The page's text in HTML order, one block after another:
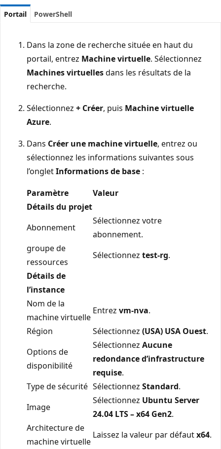
Portail PowerShell
Dans la zone de recherche située en haut du
portail, entrez Machine virtuelle. Sélectionnez
Machines virtuellesdans les résultats de la
recherche.
Sélectionnez + Créer, puis Machine virtuelle
Azure.
Dans Créer une machine virtuelle, entrez ou
sélectionnez les informations suivantes sous
l’ongletInformations de base :
Paramètre
Valeur
Détails du projet
Abonnement
Sélectionnez votre
abonnement.
groupe de
ressources
Sélectionnez test-rg.
Détails de
l’instance
Nom de la
machine virtuelle
Entrez vm-nva.
Région
Sélectionnez (USA) USA Ouest.
Options de
disponibilité
Sélectionnez Aucune
redondance d’infrastructure
requise.
Type de sécurité Sélectionnez Standard.
Image
Sélectionnez Ubuntu Server
24.04 LTS – x64 Gen2.
Architecture de
machine virtuelle
Laissez la valeur par défautx64.